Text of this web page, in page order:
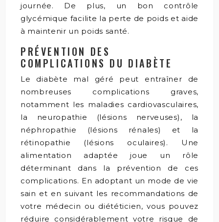
journée. De plus, un bon contrôle
glycémique facilite la perte de poids et aide
à maintenir un poids santé.
PRÉVENTION DES
COMPLICATIONS DU DIABÈTE
Le diabète mal géré peut entraîner de
nombreuses complications graves,
notamment les maladies cardiovasculaires,
la neuropathie (lésions nerveuses), la
néphropathie (lésions rénales) et la
rétinopathie (lésions oculaires). Une
alimentation adaptée joue un rôle
déterminant dans la prévention de ces
complications. En adoptant un mode de vie
sain et en suivant les recommandations de
votre médecin ou diététicien, vous pouvez
réduire considérablement votre risque de